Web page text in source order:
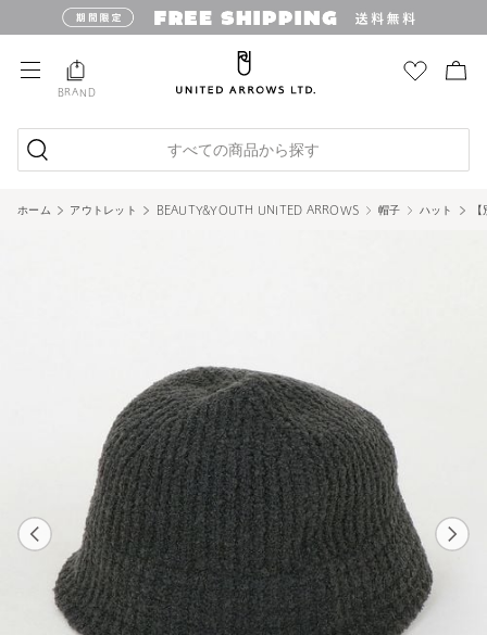
BRAND
すべての商品から探す
ホーム アウトレット BEAUTY&YOUTH UNITED ARROWS 帽子 ハット
3
1 17